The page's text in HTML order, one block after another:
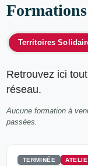
Formations
Territoires
Retrouvez ici
réseau.
Aucune formation à
passées.
TERMINÉE